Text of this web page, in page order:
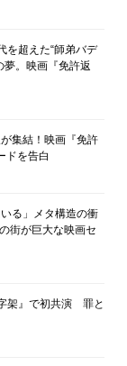
を超えた“師弟バデ
夢。映画『免許返
集結！映画『免許
ドを告白
る」メタ構造の衝
街が巨大な映画セ
架』で初共演 罪と